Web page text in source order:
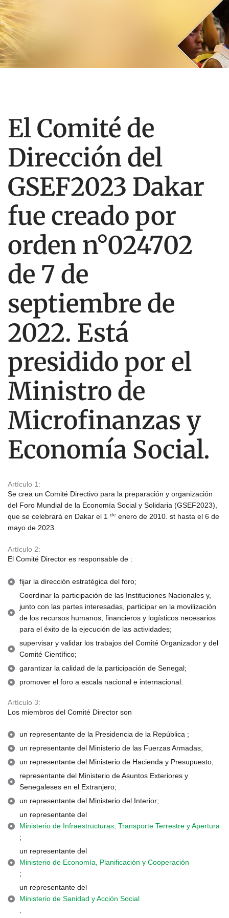
El Comité de
Dirección del
GSEF2023 Dakar
fue creado por
orden n°024702
de 7 de
septiembre de
2022. Está
presidido por el
Ministro de
Microfinanzas y
Economía Social.
Artículo 1:
Se crea un Comité Directivo para la preparación y organización
del Foro Mundial de la Economía Social y Solidaria (GSEF2023),
que se celebrará en Dakar el 1
de enero de 2010. st hasta el 6 de
mayo de 2023.
Artículo 2:
El Comité Director es responsable de :
fijar la dirección estratégica del foro;
Coordinar la participación de las Instituciones Nacionales y,
junto con las partes interesadas, participar en la movilización
de los recursos humanos, financieros y logísticos necesarios
para el éxito de la ejecución de las actividades;
supervisar y validar los trabajos del Comité Organizador y del
Comité Científico;
garantizar la calidad de la participación de Senegal;
promover el foro a escala nacional e internacional.
Artículo 3:
Los miembros del Comité Director son
un representante de la Presidencia de la República ;
un representante del Ministerio de las Fuerzas Armadas;
un representante del Ministerio de Hacienda y Presupuesto;
representante del Ministerio de Asuntos Exteriores y
Senegaleses en el Extranjero;
un representante del Ministerio del Interior;
un representante del
Ministerio de Infraestructuras, Transporte Terrestre y Apertura
;
un representante del
Ministerio de Economía, Planificación y Cooperación
;
un representante del
Ministerio de Sanidad y Acción Social
;